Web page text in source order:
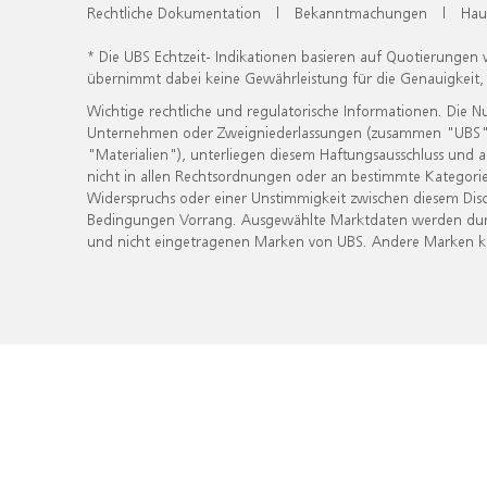
Rechtliche Dokumentation | Bekanntmachungen |
* Die UBS Echtzeit- Indikationen basieren auf
übernimmt dabei keine Gewährleistung für die
Wichtige rechtliche und regulatorische Informationen. Die
Unternehmen oder Zweigniederlassungen (zusammen
"Materialien"), unterliegen diesem Haftungsausschluss
nicht in allen Rechtsordnungen oder an bestimmte
Widerspruchs oder einer Unstimmigkeit zwischen diesem
Bedingungen Vorrang. Ausgewählte Marktdaten werden
und nicht eingetragenen Marken von UBS. Andere Marken